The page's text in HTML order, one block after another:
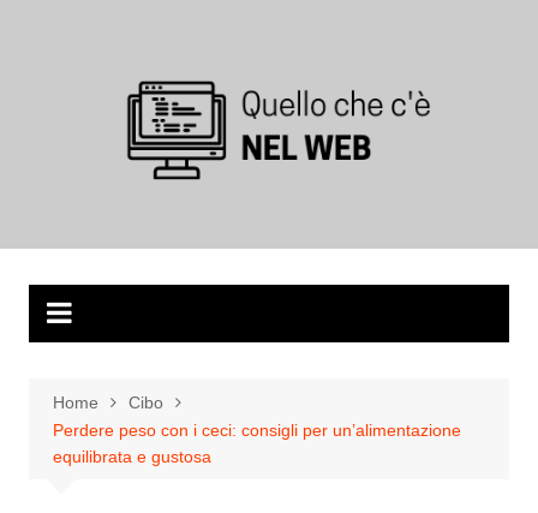
Home
Cibo
Perdere peso con i ceci: consigli per un’alimentazione
equilibrata e gustosa